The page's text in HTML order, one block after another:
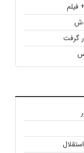
فیلم
گرفت